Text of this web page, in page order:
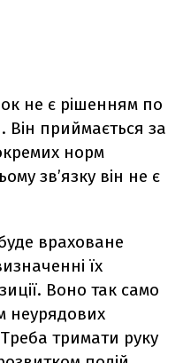
не є рішенням по
Він приймається за
норм
зв’язку він не є
враховане
їх
Воно так само
неурядових
тримати руку